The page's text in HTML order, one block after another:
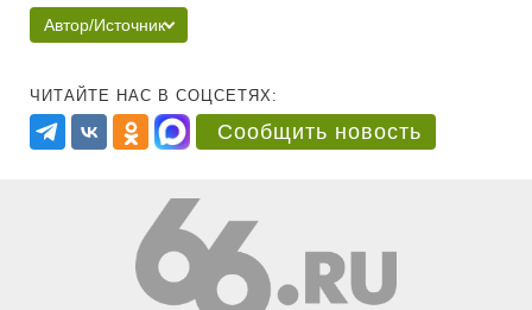
Автор/Источник
ЧИТАЙТЕ НАС В СОЦСЕТЯХ:
Сообщить новость